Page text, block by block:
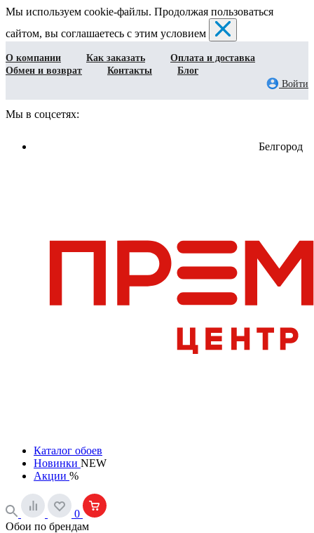
Мы используем cookie-файлы. Продолжая пользоваться
сайтом, вы соглашаетесь с этим условием
О компании Как заказать
Оплата и доставка
Обмен и возврат
Контакты
Блог
Войти
Мы в соцсетях:
Белгород
Каталог обоев
Новинки NEW
Акции %
0
Обои по брендам